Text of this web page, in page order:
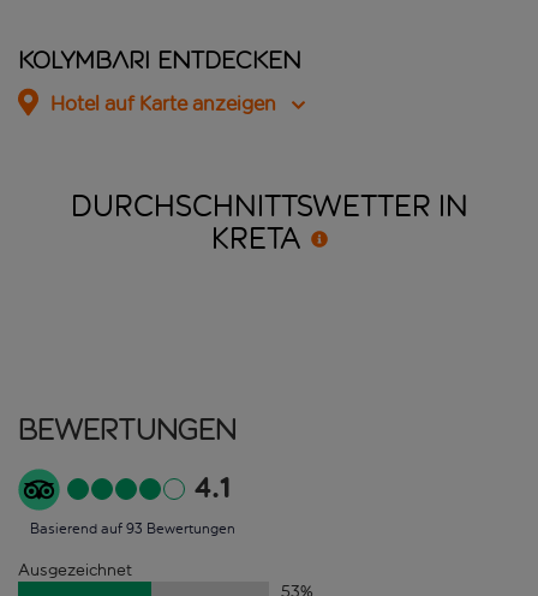
Kolymbari entdecken
Hotel auf Karte anzeigen
DURCHSCHNITTSWETTER IN
KRETA
Bewertungen
4.1
Basierend auf 93 Bewertungen
Ausgezeichnet
53%